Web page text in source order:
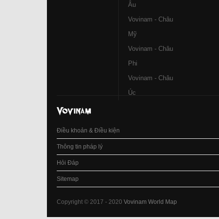
Điều khoản & Điều kiện
Thông tin pháp lý
Hỏi Đáp
Sitemap
Copyright © 2017 - 2020 Vovinam World Map
Âu
Vovinam - Châu
Mỹ
Vovinam - Châu
Phi
Vovinam - Châu
Úc